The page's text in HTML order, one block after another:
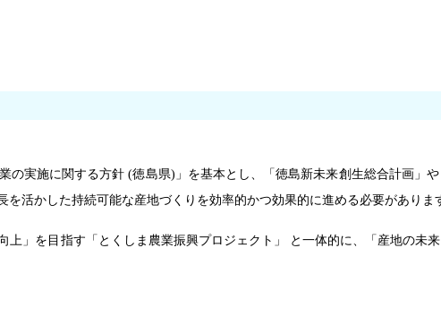
実施に関する方針 (徳島県)」を基本とし、「徳島新未来創生総合計画」
活かした持続可能な産地づくりを効率的かつ効果的に進める必要がありま
」を目指す「とくしま農業振興プロジェクト」 と一体的に、「産地の未